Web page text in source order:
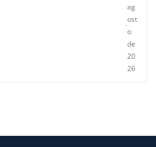
ag
ost
o
de
20
26